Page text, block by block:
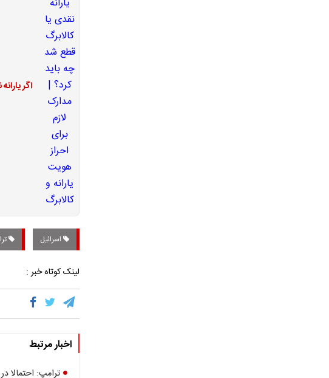
اگر
اسرائیل
لینک کوتاه خبر :
اخبار مرتبط
ترامپ: احتمالا